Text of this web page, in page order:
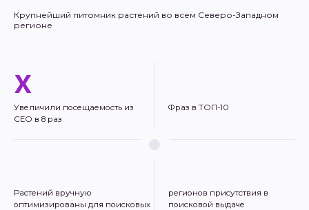
Крупнейший питомник растений во всем Северо-Западном
регионе
х
Увеличили посещаемость из
СЕО в 8 раз
Фраз в ТОП-10
Растений вручную
оптимизированы для поисковых
регионов присутствия в
поисковой выдаче